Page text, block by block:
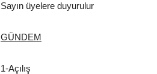
Sayın üyelere duyurulur
GÜNDEM
1-Açılış